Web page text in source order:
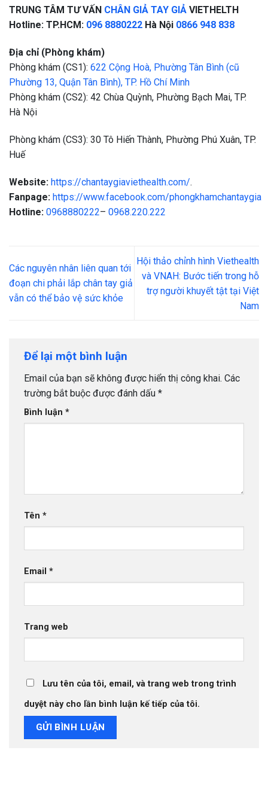
TRUNG TÂM TƯ VẤN CHÂN GIẢ TAY GIẢ VIETHELTH
Hotline: TP.HCM: 096 8880222 Hà Nội 0866 948 838
Địa chỉ (Phòng khám)
Phòng khám (CS1): 622 Cộng Hoà, Phường Tân Bình (cũ
Phường 13, Quận Tân Bình), TP. Hồ Chí Minh
Phòng khám (CS2): 42 Chùa Quỳnh, Phường Bạch Mai, TP.
Hà Nội
Phòng khám (CS3): 30 Tô Hiến Thành, Phường Phú Xuân, TP.
Huế
Website: https://chantaygiaviethealth.com/.
Fanpage: https://www.facebook.com/phongkhamchantaygia
Hotline: 0968880222– 0968.220.222
Các nguyên nhân liên quan tới
đoạn chi phải lắp chân tay giả
vẫn có thể bảo vệ sức khỏe
Hội thảo chỉnh hình Viethealth
và VNAH: Bước tiến trong hỗ
trợ người khuyết tật tại Việt
Nam
Để lại một bình luận
Email của bạn sẽ không được hiển thị công khai. Các
trường bắt buộc được đánh dấu *
Bình luận *
Tên *
Email *
Trang web
Lưu tên của tôi, email, và trang web trong trình
duyệt này cho lần bình luận kế tiếp của tôi.